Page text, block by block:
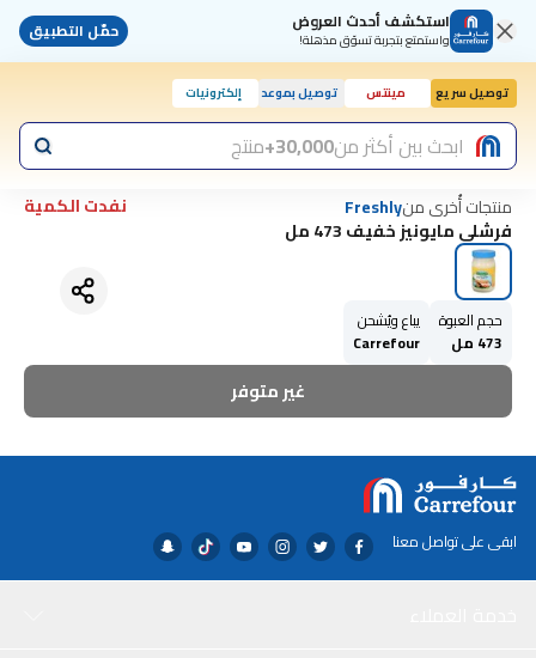
استكشف أحدث العروض
واستمتع بتجربة تسوّق مذهلة! حمّل التطبيق
توصيل سريع مينتس توصيل بموعد إلكترونيات
اليوم, 10:00 صابحث بين أكثر من30,000+ منتج
منتجات أُخرى منFreshly
نفدت الكمية
فرشلي مايونيز خفيف 473 مل
حجم العبوة
473 مل
يباع ويُشحن
Carrefour
غير متوفر
ابقى على تواصل معنا